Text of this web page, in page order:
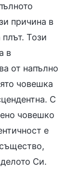
причина в
Този
в
от напълно
човешка
С
човешко
е
Си.